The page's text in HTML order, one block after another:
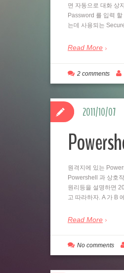
면 자동으로 대화 상
Password 를 입력
는데 사용되는
Read More
2 comments
원격지에 있는
Powershell 과 상호
원리등을 설명하면
고 따라하자. A 가 B
Read More
2011/10/07
No comments